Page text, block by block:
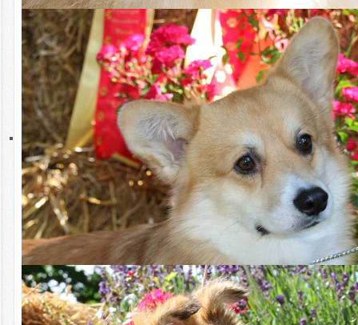
Zucht
Hüten
Sport
Ausstellungen
Welpen
Download
FAQ
Liebe Mitglieder,
wie auch im Clubreport bereits erwähnt, möchte ich Sie herzlich zur
Teilnahme an einer anonymen Umfrage einladen. Ihre ehrlichen
Rückmeldungen sind für uns von großer Bedeutung.
Die Teilnahme an der Umfrage ist bis zum 30.11.2024 möglich
Wir möchten mehr über Ihre aktuellen Erfahrungen und Wünsche im
Bereich Sport und Ausbildung erfahren. Ihre Antworten helfen uns,
ein detailliertes Bild des Ist-Zustands zu gewinnen und zukünftige
Verbesserungen gezielt und effektiv umzusetzen.
Bitte nehmen Sie sich ein paar Minuten Zeit, um die Umfrage
auszufüllen.
Hier klicken und an der Umfrage teilnehmen
Alternativ den folgenden Link in den Brwoser kopieren und
aufrufen:
https://docs.google.com/forms/d/e/
Ich bedanke mich im Voraus für Ihre Teilnahme und Unterstützung!
Kirstin Piert
Ausbildungswesen